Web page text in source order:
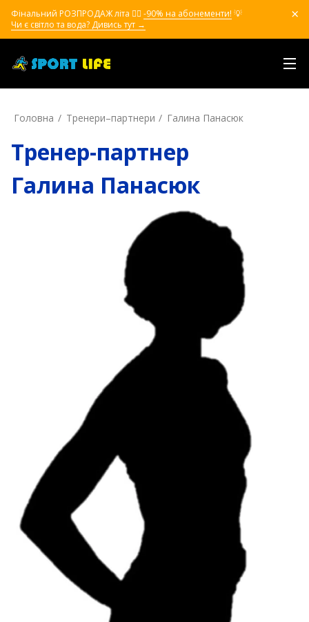
Фінальний РОЗПРОДАЖ літа ❤️‍🔥 -90% на абонементи! 💡
Чи є світло та вода? Дивись тут →
Головна Тренери–партнери Галина Панасюк
Тренер-партнер
Галина Панасюк